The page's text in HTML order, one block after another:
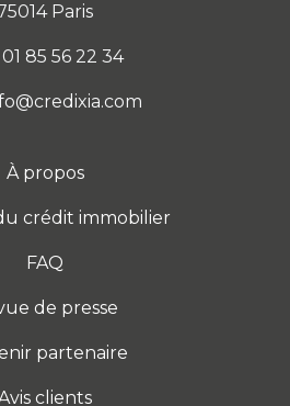
Paris
01 85 56 22 34
À propos
crédit immobilier
FAQ
de presse
partenaire
clients